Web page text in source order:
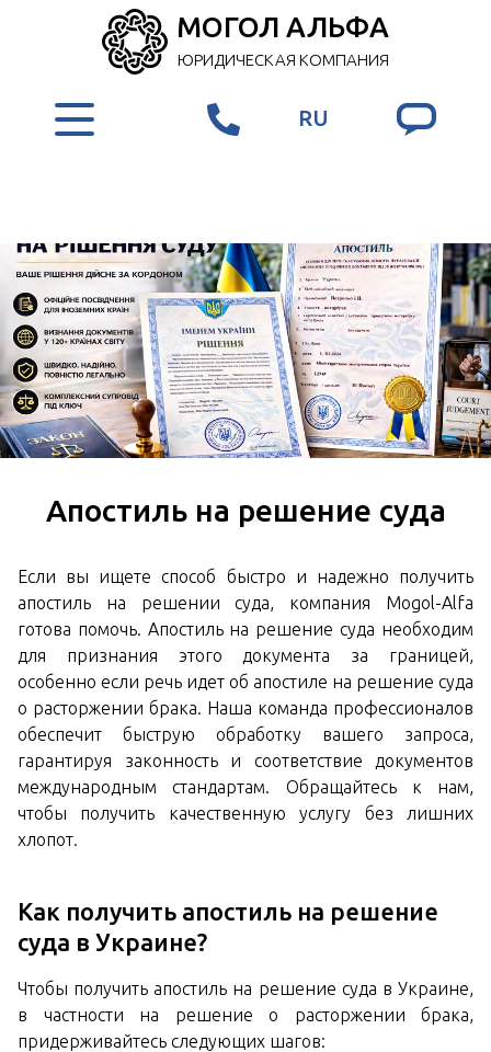
МОГОЛ АЛЬФА
ЮРИДИЧЕСКАЯ КОМПАНИЯ
RU
Апостиль на решение суда
Если вы ищете способ быстро и надежно получить
апостиль на решении суда, компания Mogol-Alfa
готова помочь. Апостиль на решение суда необходим
для признания этого документа за границей,
особенно если речь идет об апостиле на решение суда
о расторжении брака. Наша команда профессионалов
обеспечит быструю обработку вашего запроса,
гарантируя законность и соответствие документов
международным стандартам. Обращайтесь к нам,
чтобы получить качественную услугу без лишних
хлопот.
Как получить апостиль на решение
суда в Украине?
Чтобы получить апостиль на решение суда в Украине,
в частности на решение о расторжении брака,
придерживайтесь следующих шагов: